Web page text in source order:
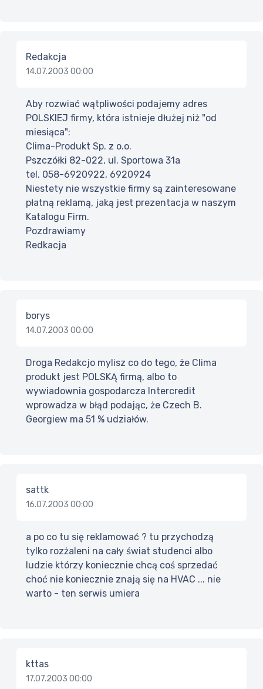
Redakcja
14.07.2003 00:00
Aby rozwiać wątpliwości podajemy adres
POLSKIEJ firmy, która istnieje dłużej niż "od
miesiąca":
Clima-Produkt Sp. z o.o.
Pszczółki 82-022, ul. Sportowa 31a
tel. 058-6920922, 6920924
Niestety nie wszystkie firmy są zainteresowane
płatną reklamą, jaką jest prezentacja w naszym
Katalogu Firm.
Pozdrawiamy
Redkacja
borys
14.07.2003 00:00
Droga Redakcjo mylisz co do tego, że Clima
produkt jest POLSKĄ firmą, albo to
wywiadownia gospodarcza Intercredit
wprowadza w błąd podając, że Czech B.
Georgiew ma 51 % udziałów.
sattk
16.07.2003 00:00
a po co tu się reklamować ? tu przychodzą
tylko rozżaleni na cały świat studenci albo
ludzie którzy koniecznie chcą coś sprzedać
choć nie koniecznie znają się na HVAC ... nie
warto - ten serwis umiera
kttas
17.07.2003 00:00